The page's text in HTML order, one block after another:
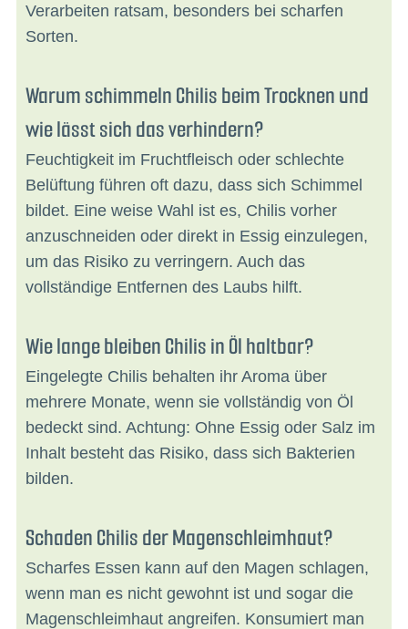
Verarbeiten ratsam, besonders bei scharfen
Sorten.
Warum schimmeln Chilis beim Trocknen und
wie lässt sich das verhindern?
Feuchtigkeit im Fruchtfleisch oder schlechte
Belüftung führen oft dazu, dass sich Schimmel
bildet. Eine weise Wahl ist es, Chilis vorher
anzuschneiden oder direkt in Essig einzulegen,
um das Risiko zu verringern. Auch das
vollständige Entfernen des Laubs hilft.
Wie lange bleiben Chilis in Öl haltbar?
Eingelegte Chilis behalten ihr Aroma über
mehrere Monate, wenn sie vollständig von Öl
bedeckt sind. Achtung: Ohne Essig oder Salz im
Inhalt besteht das Risiko, dass sich Bakterien
bilden.
Schaden Chilis der Magenschleimhaut?
Scharfes Essen kann auf den Magen schlagen,
wenn man es nicht gewohnt ist und sogar die
Magenschleimhaut angreifen. Konsumiert man